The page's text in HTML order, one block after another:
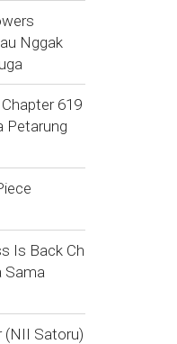
Nggak
619
Petarung
Is Back Ch
Sama
(NII Satoru)